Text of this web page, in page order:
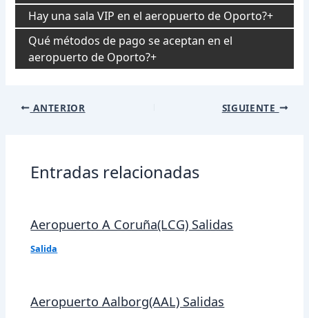
Hay una sala VIP en el aeropuerto de Oporto?
Qué métodos de pago se aceptan en el
aeropuerto de Oporto?
Navegación
ANTERIOR SIGUIENTE
Entradas relacionadas
Aeropuerto A Coruña(LCG) Salidas
Salida
Aeropuerto Aalborg(AAL) Salidas